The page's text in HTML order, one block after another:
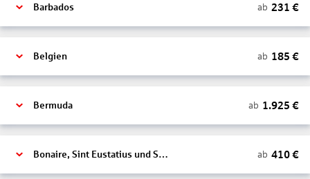
Barbados ab 231 €
Belgien ab 185 €
Bermuda ab 1.925 €
Bonaire, Sint Eustatius und Saba ab 410€